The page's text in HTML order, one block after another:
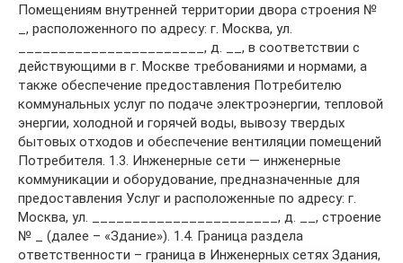
Помещениям внутренней территории двора строения №
_, расположенного по адресу: г. Москва, ул.
_______________________, д. __, в соответствии с
действующими в г. Москве требованиями и нормами, а
также обеспечение предоставления Потребителю
коммунальных услуг по подаче электроэнергии, тепловой
энергии, холодной и горячей воды, вывозу твердых
бытовых отходов и обеспечение вентиляции помещений
Потребителя. 1.3. Инженерные сети — инженерные
коммуникации и оборудование, предназначенные для
предоставления Услуг и расположенные по адресу: г.
Москва, ул. _______________________, д. __, строение
№ _ (далее – «Здание»). 1.4. Граница раздела
ответственности – граница в Инженерных сетях Здания,